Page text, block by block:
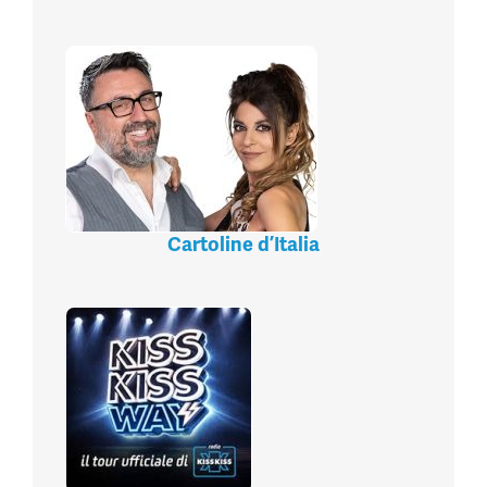
Cartoline d’Italia